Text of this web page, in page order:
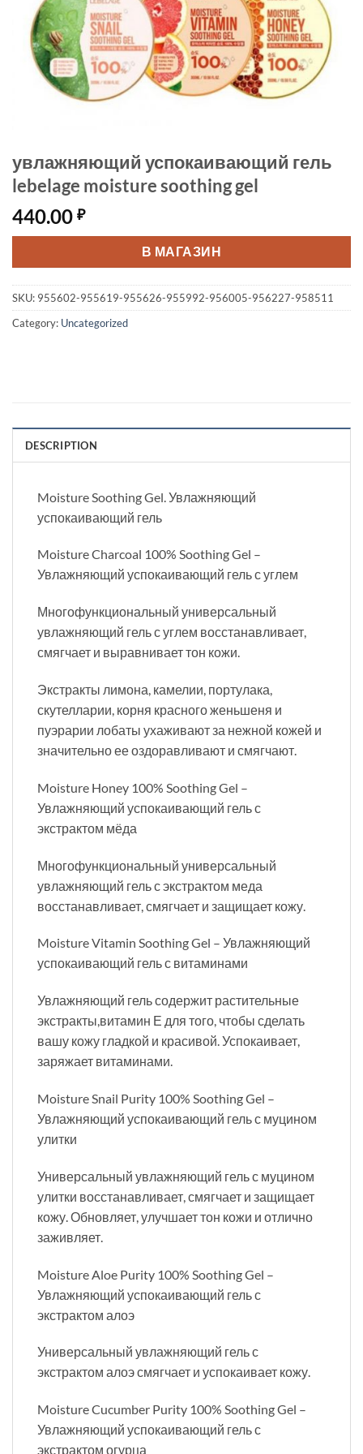
увлажняющий успокаивающий гель
lebelage moisture soothing gel
440.00 ₽
В МАГАЗИН
SKU: 955602-955619-955626-955992-956005-956227-958511
Category: Uncategorized
DESCRIPTION
Moisture Soothing Gel. Увлажняющий
успокаивающий гель
Moisture Charcoal 100% Soothing Gel –
Увлажняющий успокаивающий гель с углем
Многофункциональный универсальный
увлажняющий гель с углем восстанавливает,
смягчает и выравнивает тон кожи.
Экстракты лимона, камелии, портулака,
скутелларии, корня красного женьшеня и
пуэрарии лобаты ухаживают за нежной кожей и
значительно ее оздоравливают и смягчают.
Moisture Honey 100% Soothing Gel –
Увлажняющий успокаивающий гель с
экстрактом мёда
Многофункциональный универсальный
увлажняющий гель с экстрактом меда
восстанавливает, смягчает и защищает кожу.
Moisture Vitamin Soothing Gel – Увлажняющий
успокаивающий гель с витаминами
Увлажняющий гель содержит растительные
экстракты,витамин Е для того, чтобы сделать
вашу кожу гладкой и красивой. Успокаивает,
заряжает витаминами.
Moisture Snail Purity 100% Soothing Gel –
Увлажняющий успокаивающий гель с муцином
улитки
Универсальный увлажняющий гель с муцином
улитки восстанавливает, смягчает и защищает
кожу. Обновляет, улучшает тон кожи и отлично
заживляет.
Moisture Aloe Purity 100% Soothing Gel –
Увлажняющий успокаивающий гель с
экстрактом алоэ
Универсальный увлажняющий гель с
экстрактом алоэ смягчает и успокаивает кожу.
Moisture Cucumber Purity 100% Soothing Gel –
Увлажняющий успокаивающий гель с
экстрактом огурца